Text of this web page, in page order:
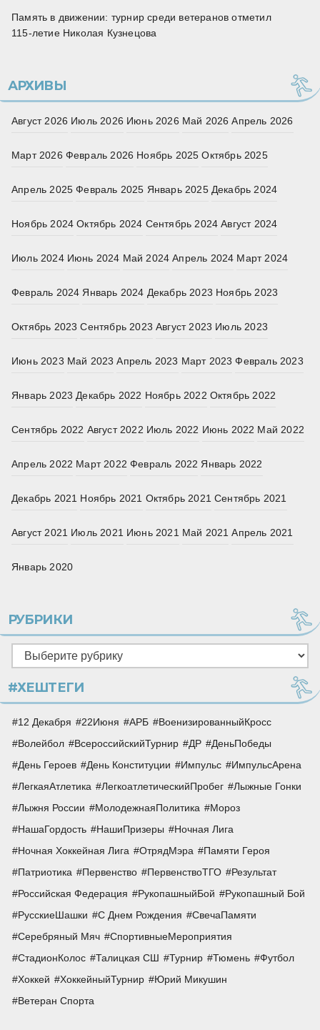
Память в движении: турнир среди ветеранов отметил
115‑летие Николая Кузнецова
АРХИВЫ
Август 2026 Июль 2026 Июнь 2026 Май 2026 Апрель 2026
Март 2026 Февраль 2026 Ноябрь 2025 Октябрь 2025
Апрель 2025 Февраль 2025 Январь 2025 Декабрь 2024
Ноябрь 2024 Октябрь 2024 Сентябрь 2024 Август 2024
Июль 2024 Июнь 2024 Май 2024 Апрель 2024 Март 2024
Февраль 2024 Январь 2024 Декабрь 2023 Ноябрь 2023
Октябрь 2023 Сентябрь 2023 Август 2023 Июль 2023
Июнь 2023 Май 2023 Апрель 2023 Март 2023 Февраль 2023
Январь 2023 Декабрь 2022 Ноябрь 2022 Октябрь 2022
Сентябрь 2022 Август 2022 Июль 2022 Июнь 2022 Май 2022
Апрель 2022 Март 2022 Февраль 2022 Январь 2022
Декабрь 2021 Ноябрь 2021 Октябрь 2021 Сентябрь 2021
Август 2021 Июль 2021 Июнь 2021 Май 2021 Апрель 2021
Январь 2020
РУБРИКИ
Рубрики
#ХЕШТЕГИ
12 Декабря 22Июня АРБ
ВоенизированныйКросс
Волейбол
ВсероссийскийТурнир ДР
ДеньПобеды
День Героев
День Конституции Импульс
ИмпульсАрена
ЛегкаяАтлетика
ЛегкоатлетическийПробег
Лыжные Гонки
Лыжня России
МолодежнаяПолитика
Мороз
НашаГордость
НашиПризеры
Ночная Лига
Ночная Хоккейная Лига
ОтрядМэра
Памяти Героя
Патриотика
Первенство ПервенствоТГО
Результат
Российская Федерация
РукопашныйБой
Рукопашный Бой
РусскиеШашки
С Днем Рождения
СвечаПамяти
Серебряный Мяч
СпортивныеМероприятия
СтадионКолос
Талицкая СШ Турнир Тюмень
Футбол
Хоккей
ХоккейныйТурнир
Юрий Микушин
Ветеран Спорта